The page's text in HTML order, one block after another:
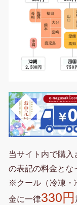
当サイト内で購入
の表記の料金とな
※クール（冷凍・
金に一律330円